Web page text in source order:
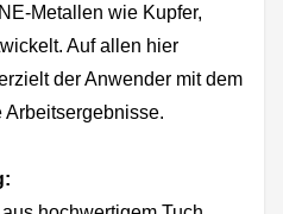
Metallen wie Kupfer,
Auf allen hier
der Anwender mit dem
Arbeitsergebnisse.